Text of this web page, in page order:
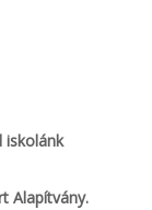
iskolánk
Alapítvány.